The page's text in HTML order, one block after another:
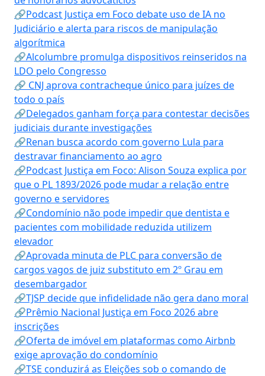
🔗Podcast Justiça em Foco debate uso de IA no
Judiciário e alerta para riscos de manipulação
algorítmica
🔗Alcolumbre promulga dispositivos reinseridos na
LDO pelo Congresso
🔗 CNJ aprova contracheque único para juízes de
todo o país
🔗Delegados ganham força para contestar decisões
judiciais durante investigações
🔗Renan busca acordo com governo Lula para
destravar financiamento ao agro
🔗Podcast Justiça em Foco: Alison Souza explica por
que o PL 1893/2026 pode mudar a relação entre
governo e servidores
🔗Condomínio não pode impedir que dentista e
pacientes com mobilidade reduzida utilizem
elevador
🔗Aprovada minuta de PLC para conversão de
cargos vagos de juiz substituto em 2º Grau em
desembargador
🔗TJSP decide que infidelidade não gera dano moral
🔗Prêmio Nacional Justiça em Foco 2026 abre
inscrições
🔗Oferta de imóvel em plataformas como Airbnb
exige aprovação do condomínio
🔗TSE conduzirá as Eleições sob o comando de